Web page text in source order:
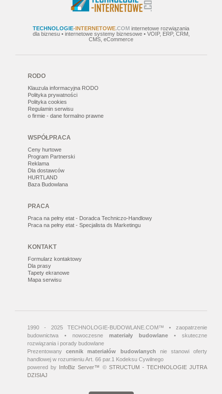
TECHNOLOGIE-INTERNETOWE.COM internetowe rozwiązania
dla biznesu • internetowe systemy biznesowe • VOIP, ERP, CRM,
CMS, eCommerce
RODO
Klauzula informacyjna RODO
Polityka prywatności
Polityka cookies
Regulamin serwisu
o firmie - dane formalno prawne
WSPÓŁPRACA
Ceny hurtowe
Program Partnerski
Reklama
Dla dostawców
HURTLAND
Baza Budowlana
PRACA
Praca na pełny etat - Doradca Techniczo-Handlowy
Praca na pełny etat - Specjalista ds Marketingu
KONTAKT
Formularz kontaktowy
Dla prasy
Tapety ekranowe
Mapa serwisu
1990 - 2025 TECHNOLOGIE-BUDOWLANE.COM™ • zaopatrzenie
budownictwa • nowoczesne materiały budowlane • skuteczne
rozwiązania i porady budowlane
Prezentowanycennik materiałów budowlanych nie stanowi oferty
handlowej w rozumieniu Art. 66 par.1 Kodeksu Cywilnego
powered by InfoBiz Server™ © STRUCTUM - TECHNOLOGIE JUTRA
DZISIAJ